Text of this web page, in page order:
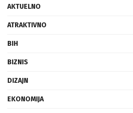
AKTUELNO
ATRAKTIVNO
BIH
BIZNIS
DIZAJN
EKONOMIJA